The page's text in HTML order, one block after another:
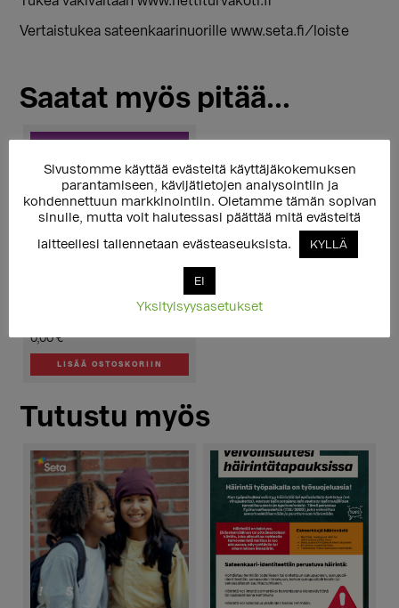
Vertaistukea sateenkaarinuorille www.seta.fi/loiste
Saatat myös pitää...
Henkinen väkivalta -kortti
0,00€
LISÄÄ OSTOSKORIIN
Tutustu myös
Sivustomme käyttää evästeitä käyttäjäkokemuksen
parantamiseen, kävijätietojen analysointiin ja
kohdennettuun markkinointiin. Oletamme tämän sopivan
sinulle, mutta voit halutessasi päättää mitä evästeitä
laitteellesi tallennetaan evästeaseuksista.
KYLLÄ
EI
Yksityisyysasetukset